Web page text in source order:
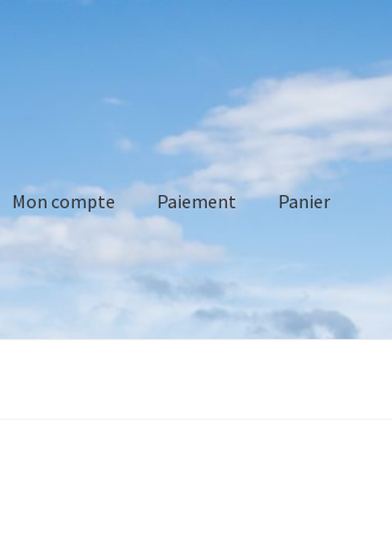
Mon compte Paiement Panier